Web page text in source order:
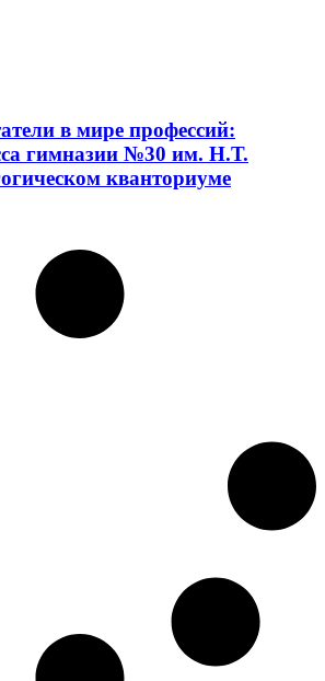
в мире профессий:
гимназии №30 им. Н.Т.
кванториуме